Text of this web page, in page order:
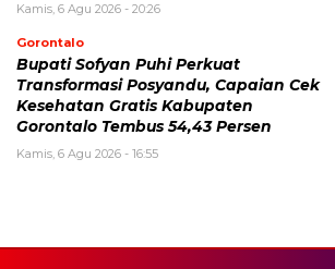
Kamis, 6 Agu 2026 - 20:26
Gorontalo
Bupati Sofyan Puhi Perkuat
Transformasi Posyandu, Capaian Cek
Kesehatan Gratis Kabupaten
Gorontalo Tembus 54,43 Persen
Kamis, 6 Agu 2026 - 16:55